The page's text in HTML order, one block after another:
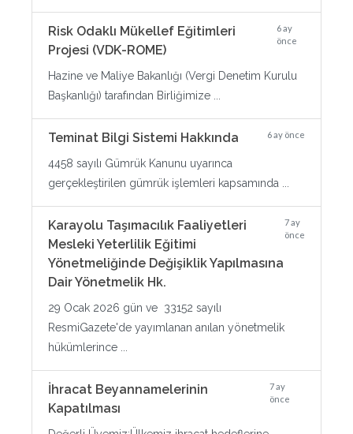
Risk Odaklı Mükellef Eğitimleri
Projesi (VDK-ROME)
6 ay
önce
Hazine ve Maliye Bakanlığı (Vergi Denetim Kurulu
Başkanlığı) tarafından Birliğimize ...
Teminat Bilgi Sistemi Hakkında 6 ay önce
4458 sayılı Gümrük Kanunu uyarınca
gerçekleştirilen gümrük işlemleri kapsamında ...
Karayolu Taşımacılık Faaliyetleri
Mesleki Yeterlilik Eğitimi
Yönetmeliğinde Değişiklik Yapılmasına
Dair Yönetmelik Hk.
7 ay
önce
29 Ocak 2026 gün ve 33152 sayılı
ResmiGazete'de yayımlanan anılan yönetmelik
hükümlerince ...
İhracat Beyannamelerinin
Kapatılması
7 ay
önce